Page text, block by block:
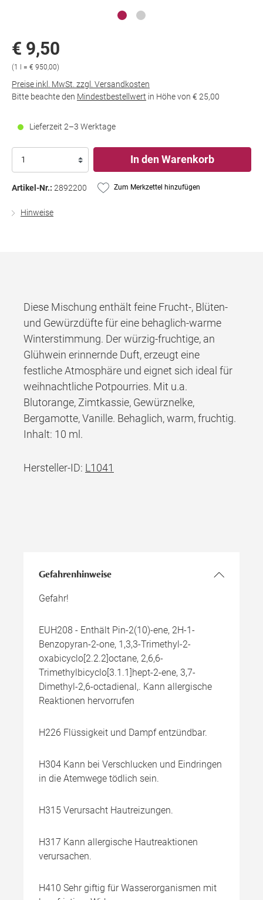
€ 9,50
(1 l = € 950,00)
Preise inkl. MwSt. zzgl. Versandkosten
Bitte beachte den Mindestbestellwert in Höhe von € 25,00
Lieferzeit 2–3 Werktage
In den Warenkorb
Artikel-Nr.: 2892200 Zum Merkzettel hinzufügen
Hinweise
Diese Mischung enthält feine Frucht-, Blüten-
und Gewürzdüfte für eine behaglich-warme
Winterstimmung. Der würzig-fruchtige, an
Glühwein erinnernde Duft, erzeugt eine
festliche Atmosphäre und eignet sich ideal für
weihnachtliche Potpourries. Mit u.a.
Blutorange, Zimtkassie, Gewürznelke,
Bergamotte, Vanille. Behaglich, warm, fruchtig.
Inhalt: 10 ml.
Hersteller-ID: L1041
Gefahrenhinweise
Gefahr!
EUH208 - Enthält Pin-2(10)-ene, 2H-1-
Benzopyran-2-one, 1,3,3-Trimethyl-2-
oxabicyclo[2.2.2]octane, 2,6,6-
Trimethylbicyclo[3.1.1]hept-2-ene, 3,7-
Dimethyl-2,6-octadienal,. Kann allergische
Reaktionen hervorrufen
H226 Flüssigkeit und Dampf entzündbar.
H304 Kann bei Verschlucken und Eindringen
in die Atemwege tödlich sein.
H315 Verursacht Hautreizungen.
H317 Kann allergische Hautreaktionen
verursachen.
H410 Sehr giftig für Wasserorganismen mit